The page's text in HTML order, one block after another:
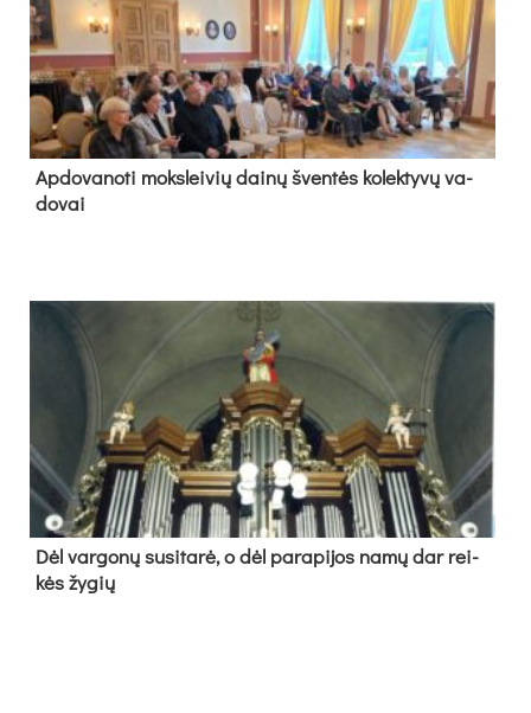
Ap­do­va­no­ti moks­lei­vių dai­nų šven­tės ko­lek­ty­vų va­
do­vai
Dėl var­go­nų su­si­ta­rė, o dėl pa­ra­pi­jos na­mų dar rei­
kės žy­gių